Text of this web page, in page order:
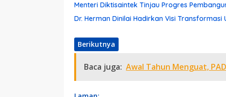
Menteri Diktisaintek Tinjau Progres
Dr. Herman Dinilai Hadirkan Visi
Berikutnya
Baca juga: Awal Tahun Menguat,